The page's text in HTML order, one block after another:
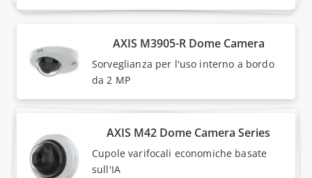
AXIS M3905-R Dome Camera
Sorveglianza per l'uso interno a bordo
da 2 MP
AXIS M42 Dome Camera Series
Cupole varifocali economiche basate
sull'IA